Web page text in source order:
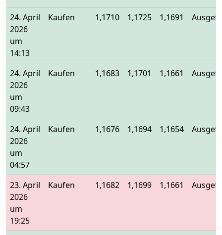
24. April
2026
um
14:13
Kaufen 1,1710 1,1725 1,1691
24. April
2026
um
09:43
Kaufen 1,1683 1,1701 1,1661
24. April
2026
um
04:57
Kaufen 1,1676 1,1694 1,1654
23. April
2026
um
19:25
Kaufen 1,1682 1,1699 1,1661